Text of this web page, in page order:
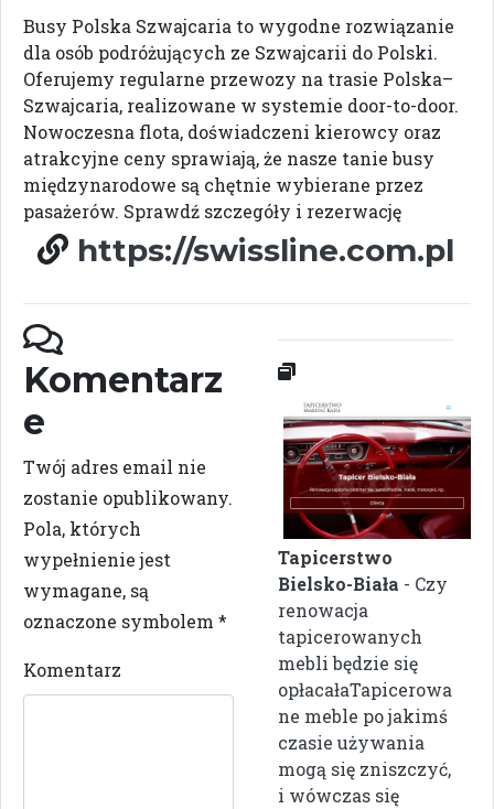
Busy Polska Szwajcaria to wygodne rozwiązanie
dla osób podróżujących ze Szwajcarii do Polski.
Oferujemy regularne przewozy na trasie Polska–
Szwajcaria, realizowane w systemie door-to-door.
Nowoczesna flota, doświadczeni kierowcy oraz
atrakcyjne ceny sprawiają, że nasze tanie busy
międzynarodowe są chętnie wybierane przez
pasażerów. Sprawdź szczegóły i rezerwację
https://swissline.com.pl
Komentarz
e
Twój adres email nie
zostanie opublikowany.
Pola, których
wypełnienie jest
wymagane, są
oznaczone symbolem *
Komentarz
Tapicerstwo
Bielsko-Biała - Czy
renowacja
tapicerowanych
mebli będzie się
opłacałaTapicerowa
ne meble po jakimś
czasie używania
mogą się zniszczyć,
i wówczas się